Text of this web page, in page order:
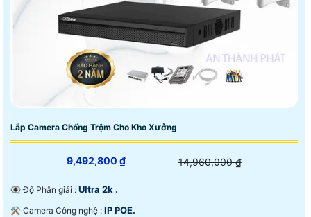
Lắp Camera Chống Trộm Cho Kho Xưởng
9,492,800 ₫ 14,960,000 ₫
👁️‍🗨 Độ Phân giải : Ultra 2k .
⚒ Camera Công nghệ : IP POE.